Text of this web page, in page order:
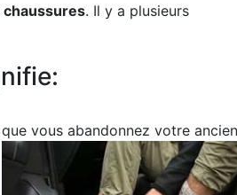
. Il y a plusieurs
vous abandonnez votre ancien